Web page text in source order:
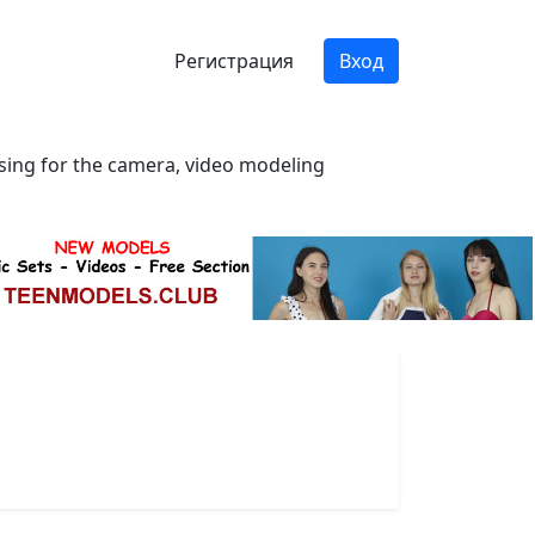
Регистрация Вход
for the camera, video modeling